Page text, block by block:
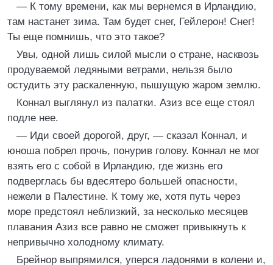
— К тому времени, как мы вернемся в Ирландию,
там настанет зима. Там будет снег, Гейлерон! Снег!
Ты еще помнишь, что это такое?
Увы, одной лишь силой мысли о стране, насквозь
продуваемой ледяными ветрами, нельзя было
остудить эту раскаленную, пышущую жаром землю.
Коннал выглянул из палатки. Азиз все еще стоял
подле нее.
— Иди своей дорогой, друг, — сказал Коннал, и
юноша побрел прочь, понурив голову. Коннал не мог
взять его с собой в Ирландию, где жизнь его
подверглась бы вдесятеро большей опасности,
нежели в Палестине. К тому же, хотя путь через
море предстоял неблизкий, за несколько месяцев
плавания Азиз все равно не сможет привыкнуть к
непривычно холодному климату.
Брейнор выпрямился, уперся ладонями в колени и,